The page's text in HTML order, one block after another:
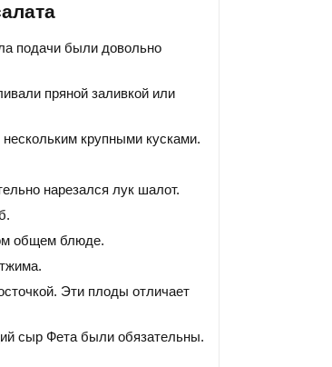
подачи были довольно
пряной заливкой или
крупными кусками.
нарезался лук шалот.
общем блюде.
Эти плоды отличает
сыр Фета были обязательны.